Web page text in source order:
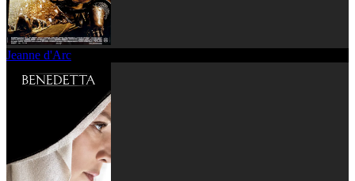
Jeanne d'Arc